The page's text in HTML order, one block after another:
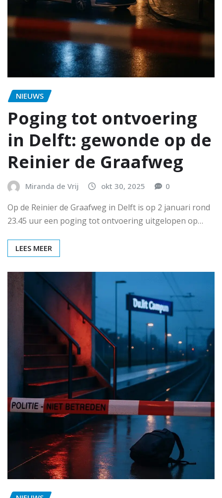
NIEUWS
Poging tot ontvoering
in Delft: gewonde op de
Reinier de Graafweg
Miranda de Vrij okt 30, 2025 0
Op de Reinier de Graafweg in Delft is op 2 januari rond
23.45 uur een poging tot ontvoering uitgelopen op…
LEES MEER